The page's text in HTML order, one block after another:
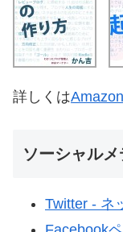
詳しくは
ソーシャル
Twitter - ネ